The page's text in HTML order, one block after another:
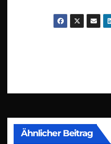
Ähnlicher Beitrag